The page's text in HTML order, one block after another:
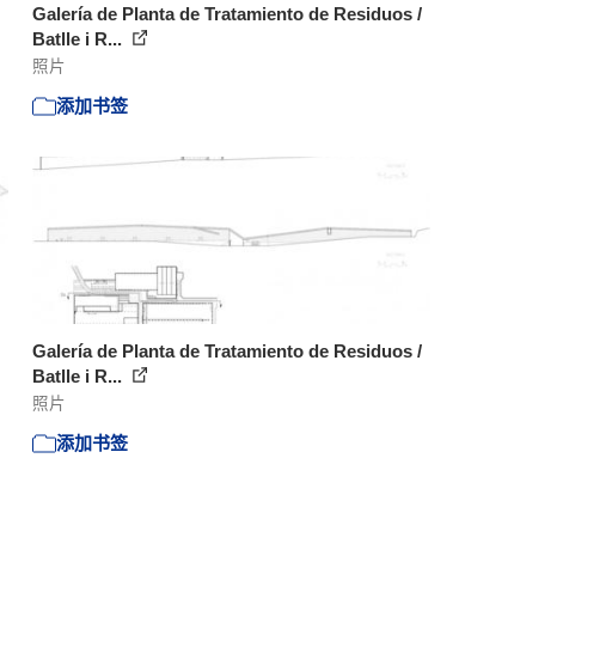
Galería de Planta de Tratamiento de Residuos /
Batlle i R...
照片
添加书签
Galería de Planta de Tratamiento de Residuos /
Batlle i R...
照片
添加书签